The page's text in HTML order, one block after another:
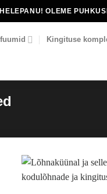
OLEME
Kingituse